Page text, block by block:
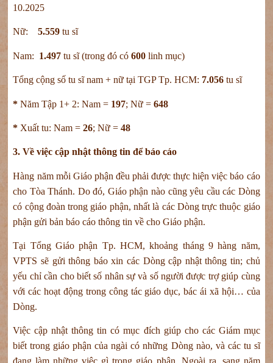
10.2025
Nữ:5.559 tu sĩ
Nam: 1.497 tu sĩ (trong đó có600 linh mục)
Tổng cộng số tu sĩ nam + nữ tại TGP Tp. HCM: 7.056 tu sĩ
*Năm Tập 1+ 2: Nam = 197; Nữ =648
* Xuất tu: Nam =26; Nữ =48
3. Về việc cập nhật thông tin để báo cáo
Hàng năm mỗi Giáo phận đều phải được thực hiện việc báo cáo
cho Tòa Thánh. Do đó, Giáo phận nào cũng yêu cầu các Dòng
có cộng đoàn trong giáo phận, nhất là các Dòng trực thuộc giáo
phận gửi bản báo cáo thông tin về cho Giáo phận.
Tại Tổng Giáo phận Tp. HCM, khoảng tháng 9 hàng năm,
VPTS sẽ gửi thông báo xin các Dòng cập nhật thông tin; chủ
yếu chỉ cần cho biết số nhân sự và số người được trợ giúp cùng
với các hoạt động trong công tác giáo dục, bác ái xã hội… của
Dòng.
Việc cập nhật thông tin có mục đích giúp cho các Giám mục
biết trong giáo phận của ngài có những Dòng nào, và các tu sĩ